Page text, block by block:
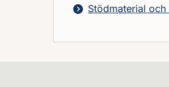
Stödmaterial